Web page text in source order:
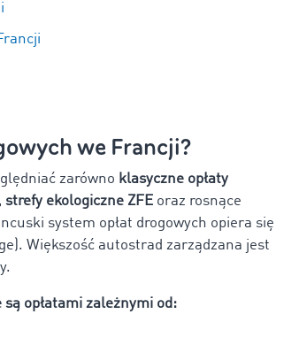
we Francji?
zarówno klasyczne opłaty
strefy ekologiczne ZFE oraz rosnące
system opłat drogowych opiera się
Większość autostrad zarządzana jest
są opłatami zależnymi od: